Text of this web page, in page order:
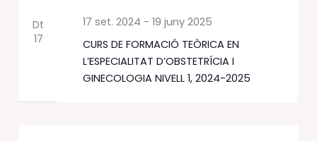
Dt
17
CURS DE FORMACIÓ TEÒRICA EN
L’ESPECIALITAT D’OBSTETRÍCIA I
GINECOLOGIA NIVELL 1, 2024-2025
17 set. 2024 - 19 juny 2025